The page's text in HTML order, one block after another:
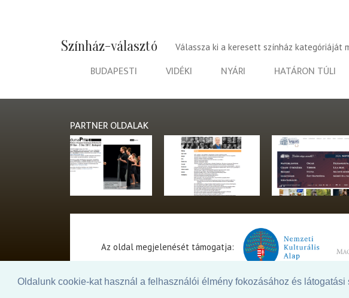
Oldalunk cookie-kat használ a felhasználói élmény fokozásához és látogatási
Színház-választó Válassza ki a keresett színház kategóriáját
BUDAPESTI VIDÉKI NYÁRI HATÁRON TÚLI
PARTNER OLDALAK
Az oldal megjelenését támogatja: